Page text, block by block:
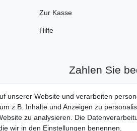
Zur Kasse
Hilfe
Zahlen Sie
unserer Website und verarbeiten
z.B. Inhalte und Anzeigen zu
zu analysieren. Die
wir in den Einstellungen benennen.